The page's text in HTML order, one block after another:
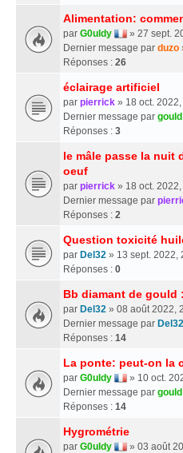
Alimentation:
par G0uldy
» 27 sept.
Dernier message par duzo
Réponses : 26
éclairage artificiel
par pierrick » 18 oct.
Dernier message par
Réponses : 3
le mâle passe la nuit
oeuf
par pierrick » 18 oct.
Dernier message par
Réponses : 2
Question toxicité
par Del32 » 13 sept. 2022,
Réponses : 0
Bb diamant de gould
par Del32 » 08 août 2022,
Dernier message par Del32
Réponses : 14
La ponte: peut-on la
par G0uldy
» 10 oct.
Dernier message par
Réponses : 14
Hygrométrie
par G0uldy
» 03 août